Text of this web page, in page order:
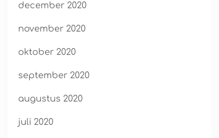
december 2020
november 2020
oktober 2020
september 2020
augustus 2020
juli 2020